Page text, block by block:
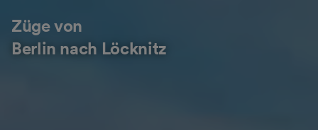
Züge von
Berlin nach Löcknitz